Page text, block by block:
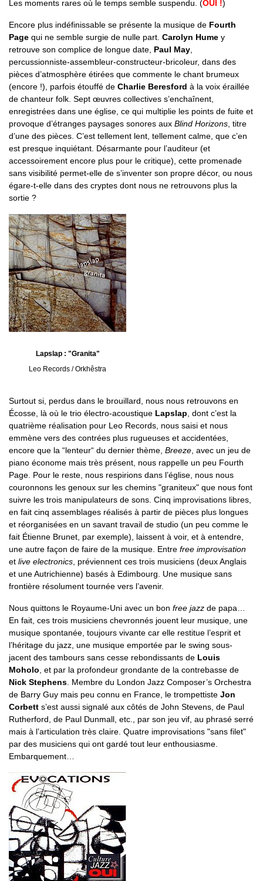
Les moments rares où le temps semble suspendu. (OUI !)
Encore plus indéfinissable se présente la musique de Fourth
Page qui ne semble surgie de nulle part. Carolyn Hume y
retrouve son complice de longue date, Paul May,
percussionniste-assembleur-constructeur-bricoleur, dans des
pièces d’atmosphère étirées que commente le chant brumeux
(encore !), parfois étouffé de Charlie Beresford à la voix éraillée
de chanteur folk. Sept œuvres collectives s’enchaînent,
enregistrées dans une église, ce qui multiplie les points de fuite et
provoque d’étranges paysages sonores aux Blind Horizons, titre
d’une des pièces. C’est tellement lent, tellement calme, que c’en
est presque inquiétant. Désarmante pour l’auditeur (et
accessoirement encore plus pour le critique), cette promenade
sans visibilité permet-elle de s’inventer son propre décor, ou nous
égare-t-elle dans des cryptes dont nous ne retrouvons plus la
sortie ?
Lapslap : "Granita"
Leo Records / Orkhêstra
Surtout si, perdus dans le brouillard, nous nous retrouvons en
Écosse, là où le trio électro-acoustique Lapslap , dont c’est la
quatrième réalisation pour Leo Records, nous saisi et nous
emmène vers des contrées plus rugueuses et accidentées,
encore que la “lenteur“ du dernier thème, Breeze , avec un jeu de
piano économe mais très présent, nous rappelle un peu Fourth
Page. Pour le reste, nous respirions dans l’église, nous nous
couronnons les genoux sur les chemins "graniteux" que nous font
suivre les trois manipulateurs de sons. Cinq improvisations libres,
en fait cinq assemblages réalisés à partir de pièces plus longues
et réorganisées en un savant travail de studio (un peu comme le
fait Étienne Brunet, par exemple), laissent à voir, et à entendre,
une autre façon de faire de la musique. Entre free improvisation
et live electronics , préviennent ces trois musiciens (deux Anglais
et une Autrichienne) basés à Edimbourg. Une musique sans
frontière résolument tournée vers l’avenir.
Nous quittons le Royaume-Uni avec un bon free jazz de papa…
En fait, ces trois musiciens chevronnés jouent leur musique, une
musique spontanée, toujours vivante car elle restitue l’esprit et
l’héritage du jazz, une musique emportée par le swing sous-
jacent des tambours sans cesse rebondissants de Louis
Moholo , et par la profondeur grondante de la contrebasse de
Nick Stephens . Membre du London Jazz Composer’s Orchestra
de Barry Guy mais peu connu en France, le trompettiste Jon
Corbett s’est aussi signalé aux côtés de John Stevens, de Paul
Rutherford, de Paul Dunmall, etc., par son jeu vif, au phrasé serré
mais à l’articulation très claire. Quatre improvisations "sans filet"
par des musiciens qui ont gardé tout leur enthousiasme.
Embarquement…